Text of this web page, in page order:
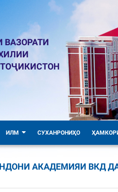
ВАЗОРАТИ
ИЛМ СУХАНРОНИҲО
АКАДЕМИЯИ ВКД